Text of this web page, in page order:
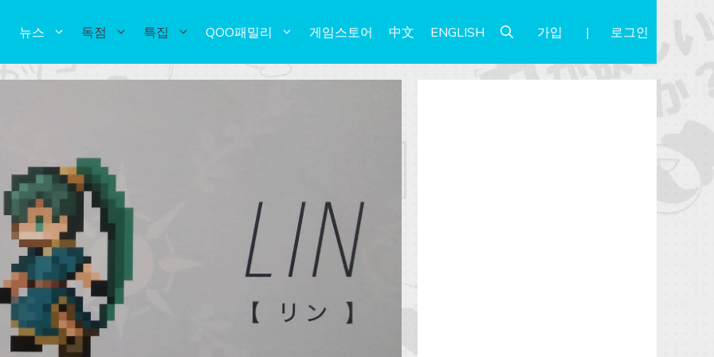
뉴스 독점 특집 QOO패밀리 게임스토어 中文 ENGLISH 가입 로그인